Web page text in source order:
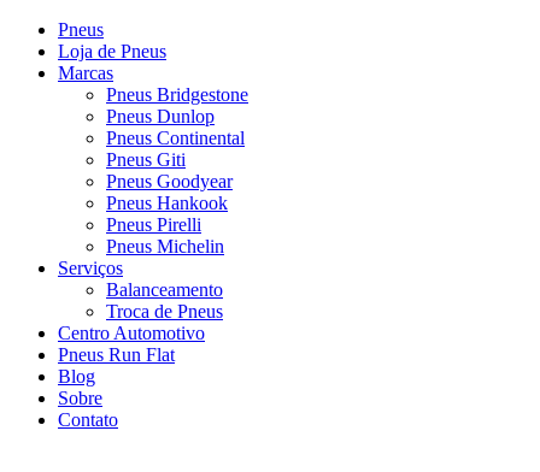
Pneus
Loja de Pneus
Marcas
Pneus Bridgestone
Pneus Dunlop
Pneus Continental
Pneus Giti
Pneus Goodyear
Pneus Hankook
Pneus Pirelli
Pneus Michelin
Serviços
Balanceamento
Troca de Pneus
Centro Automotivo
Pneus Run Flat
Blog
Sobre
Contato